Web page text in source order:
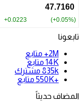
تابعونا
2M+
متابع
14K متابع
835k مشترك
+550K
متابع
المضاف حديثاً